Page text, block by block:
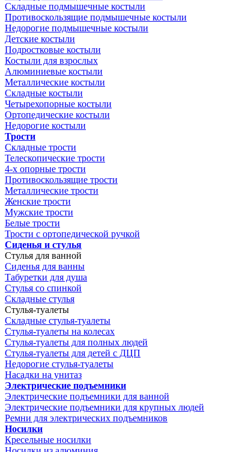
Складные подмышечные костыли
Противоскользящие подмышечные костыли
Недорогие подмышечные костыли
Детские костыли
Подростковые костыли
Костыли для взрослых
Алюминиевые костыли
Металлические костыли
Складные костыли
Четырехопорные костыли
Ортопедические костыли
Недорогие костыли
Трости
Складные трости
Телескопические трости
4-х опорные трости
Противоскользящие трости
Металлические трости
Женские трости
Мужские трости
Белые трости
Трости с ортопедической ручкой
Сиденья и стулья
Стулья для ванной
Сиденья для ванны
Табуретки для душа
Стулья со спинкой
Складные стулья
Стулья-туалеты
Складные стулья-туалеты
Стулья-туалеты на колесах
Стулья-туалеты для полных людей
Стулья-туалеты для детей с ДЦП
Недорогие стулья-туалеты
Насадки на унитаз
Электрические подъемники
Электрические подъемники для ванной
Электрические подъемники для крупных людей
Ремни для электрических подъемников
Носилки
Кресельные носилки